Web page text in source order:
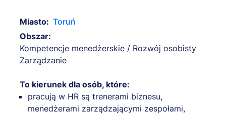
Miasto: Toruń
Obszar:
Kompetencje menedżerskie / Rozwój osobisty
Zarządzanie
To kierunek dla osób, które:
pracują w HR są trenerami biznesu,
menedżerami zarządzającymi zespołami,